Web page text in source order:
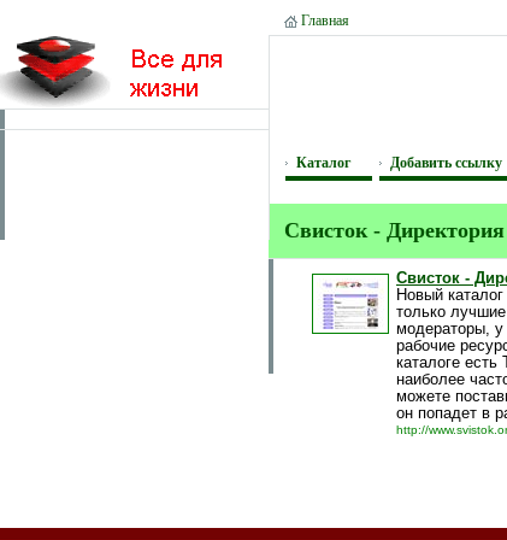
Главная
Каталог Добавить ссылку
Свисток -
Свисток -
Новый
только
модераторы, у
рабочие
каталоге
наиболее
можете
он попадет в
http://